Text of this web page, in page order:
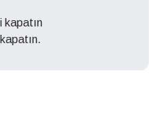
kapatın